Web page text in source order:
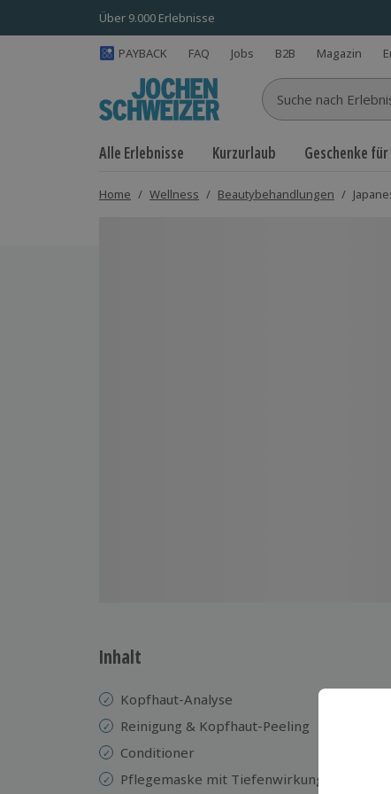
Über 9.000 Erlebnisse
PAYBACK FAQ Jobs B2B Magazin
Suche nach
Alle Erlebnisse Kurzurlaub Geschenke für
Home / Wellness / Beautybehandlungen /
Inhalt
Kopfhaut-Analyse
Reinigung & Kopfhaut-Peeling
Conditioner
Pflegemaske mit Tiefenwirkung